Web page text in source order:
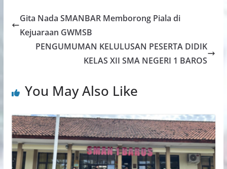
Gita Nada SMANBAR Memborong Piala di
Kejuaraan GWMSB
PENGUMUMAN KELULUSAN PESERTA DIDIK
KELAS XII SMA NEGERI 1 BAROS
You May Also Like